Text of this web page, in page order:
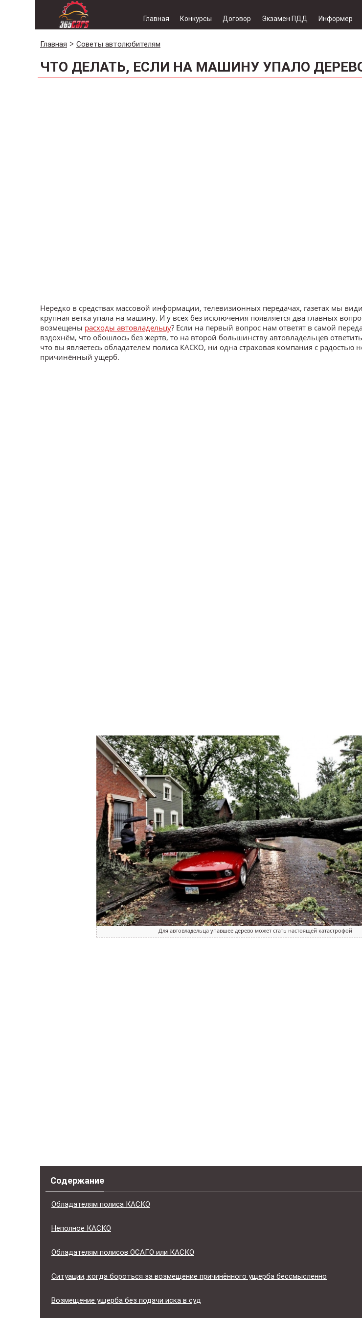
Главная Конкурсы Договор Экзамен ПДД Информер
Главная Советы автолюбителям
ЧТО ДЕЛАТЬ, ЕСЛИ НА МАШИНУ УПАЛО
Нередко в средствах массовой информации, телевизионных передачах, газетах мы
крупная ветка упала на машину. И у всех без исключения появляется два главных
возмещены расходы автовладельцу? Если на первый вопрос нам ответят в самой
вздохнём, что обошлось без жертв, то на второй большинству автовладельцев
что вы являетесь обладателем полиса КАСКО, ни одна страховая компания с радостью
причинённый ущерб.
Для автовладельца упавшее дерево может стать настоящей катастрофой
Содержание
Обладателям полиса КАСКО
Неполное КАСКО
Обладателям полисов ОСАГО или КАСКО
Ситуации, когда бороться за возмещение причинённого ущерба бессмысленно
Возмещение ущерба без подачи иска в суд